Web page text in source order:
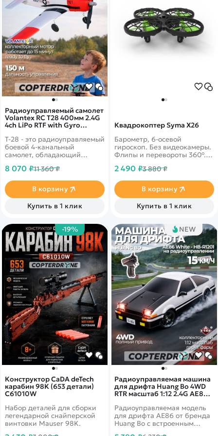
Квадрокоптер Syma X26
Барометр, 6-осевой
гироскоп. Без видеокамеры.
Флипы и перевороты 360°.
Headless Mode. Дальность 70
Защита лопастей, корпус из
прочного ABS-пластика.
2 490 ₽3 880 ₽
В корзину
Купить в 1 клик
Радиоуправляемый самолет
Volantex RC T28 400мм 2.4G
4ch LiPo RTF with Gyro
Т-28 - это радиоуправляемый
боевой 4-канальный
самолет, обладающий
характеристиками и
фигуры высшего пилотажа.
Благодаря встроенной
системе гироскопического
стабилизатора Xpilot с
самолет летает стабильно,
ловко реагирует на
управление и может
выполнять фигуры высшего
пилотажа даже в условиях
небольшого ветра.
8 070 ₽11 360 ₽
В корзину
Купить в 1 клик
-19%
Конструктор CaDA deTech
карабин 98K (653 детали)
C61010W
Набор деталей для сборки
легендарной снайперской
винтовки Mauser 98K.
NEW
Радиоуправляемая машина
для дрифта Huang Bo 4WD
RTR масштаб 1:12 2.4G AE86
Радиоуправляемая модель
для дрифта AE86 от бренда
Huang Bo с встроенным